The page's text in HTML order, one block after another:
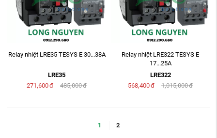
Relay nhiệt LRE35 TESYS E 30...38A
LRE35
271,600đ 485,000đ
Relay nhiệt LRE322 TESYS E
17...25A
LRE322
568,400đ 1,015,000đ
1 2